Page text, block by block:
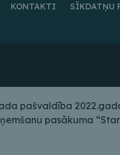
KONTAKTI SĪKDATŅU
pašvaldība
pasākuma